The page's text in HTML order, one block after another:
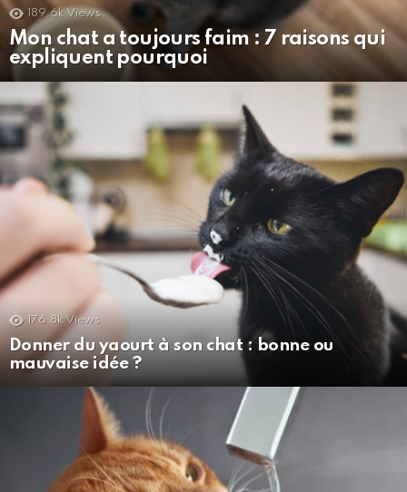
189.6k Views
Mon chat a toujours faim : 7 raisons qui
expliquent pourquoi
176.8k Views
Donner du yaourt à son chat : bonne ou
mauvaise idée ?